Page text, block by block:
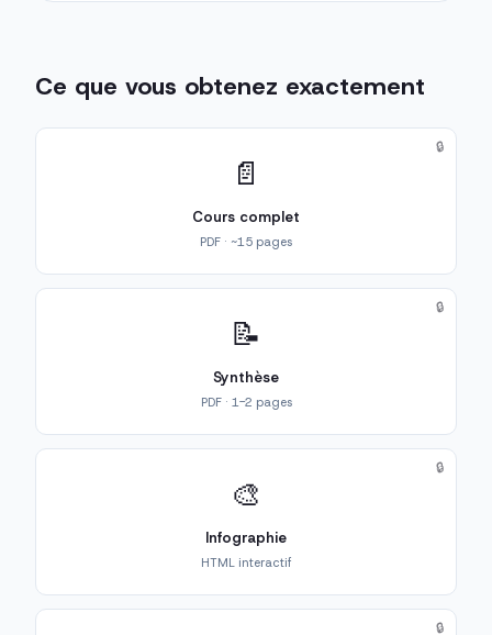
Ce que vous obtenez exactement
📄
Cours complet
PDF · ~15 pages
🔒
📝
Synthèse
PDF · 1-2 pages
🔒
🎨
Infographie
HTML interactif
🔒
🔒